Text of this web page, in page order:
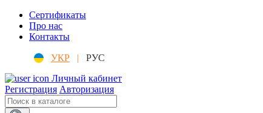
Сертификаты
Про нас
Контакты
УКР |
РУС
Личный кабинет
Регистрация Авторизация